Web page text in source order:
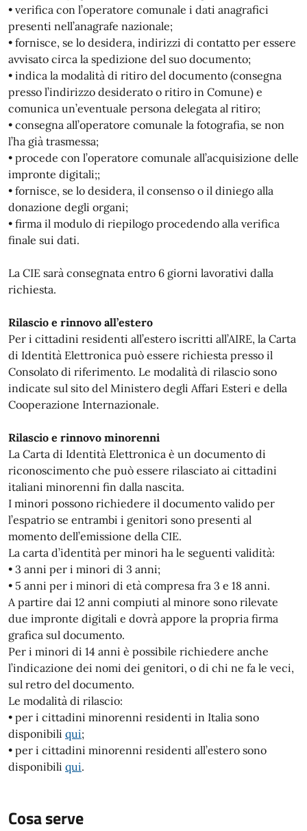
• verifica con l’operatore comunale i dati anagrafici
presenti nell’anagrafe nazionale;
• fornisce, se lo desidera, indirizzi di contatto per essere
avvisato circa la spedizione del suo documento;
• indica la modalità di ritiro del documento (consegna
presso l’indirizzo desiderato o ritiro in Comune) e
comunica un’eventuale persona delegata al ritiro;
• consegna all’operatore comunale la fotografia, se non
l’ha già trasmessa;
• procede con l’operatore comunale all’acquisizione delle
impronte digitali;;
• fornisce, se lo desidera, il consenso o il diniego alla
donazione degli organi;
• firma il modulo di riepilogo procedendo alla verifica
finale sui dati.
La CIE sarà consegnata entro 6 giorni lavorativi dalla
richiesta.
Rilascio e rinnovo all’estero
Per i cittadini residenti all’estero iscritti all’AIRE, la Carta
di Identità Elettronica può essere richiesta presso il
Consolato di riferimento. Le modalità di rilascio sono
indicate sul sito del Ministero degli Affari Esteri e della
Cooperazione Internazionale.
Rilascio e rinnovo minorenni
La Carta di Identità Elettronica è un documento di
riconoscimento che può essere rilasciato ai cittadini
italiani minorenni fin dalla nascita.
I minori possono richiedere il documento valido per
l’espatrio se entrambi i genitori sono presenti al
momento dell’emissione della CIE.
La carta d’identità per minori ha le seguenti validità:
• 3 anni per i minori di 3 anni;
• 5 anni per i minori di età compresa fra 3 e 18 anni.
A partire dai 12 anni compiuti al minore sono rilevate
due impronte digitali e dovrà appore la propria firma
grafica sul documento.
Per i minori di 14 anni è possibile richiedere anche
l’indicazione dei nomi dei genitori, o di chi ne fa le veci,
sul retro del documento.
Le modalità di rilascio:
• per i cittadini minorenni residenti in Italia sono
disponibili qui;
• per i cittadini minorenni residenti all’estero sono
disponibili qui.
Cosa serve